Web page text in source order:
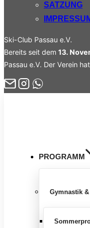
SATZUNG
Ski-Club Passau e.V.
Bereits seit dem 13.
Passau e.V. Der Verein
PROGRAMM
Gymnastik